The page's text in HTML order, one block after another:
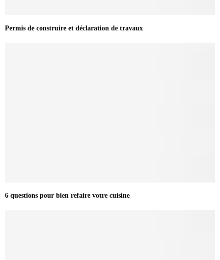
Permis de construire et déclaration de travaux
6 questions pour bien refaire votre cuisine